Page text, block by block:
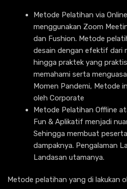
Metode Pelatihan via
menggunakan Zoom
dan Fushion. Metode
desain dengan efektif dari
hingga praktek yang
memahami serta
Momen Pandemi, Metode
oleh Corporate
Metode Pelatihan Offline
Fun & Aplikatif menjadi
Sehingga membuat
dampaknya. Pengalaman
Landasan utamanya.
Metode pelatihan yang di lakukan